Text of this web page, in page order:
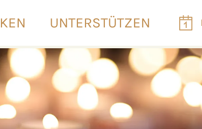
UNTERSTÜTZEN